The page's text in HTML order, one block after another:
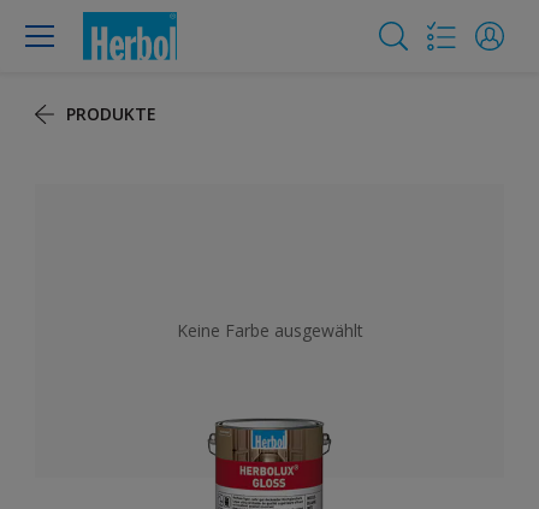
PRODUKTE
Keine Farbe ausgewählt